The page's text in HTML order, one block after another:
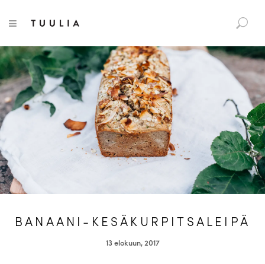
a
r
c
f
r
:
TOGGLE NAVIGATION
BANAANI-KESÄKURPITSALEIPÄ
13 elokuun, 2017